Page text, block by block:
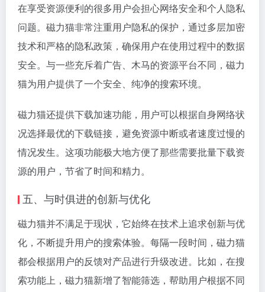
在享受资源便利的很多用户会担心网络安全和个人隐私
问题。磁力猫非常注重用户隐私的保护，通过多层加密
技术和严格的隐私政策，确保用户在使用过程中的数据
安全。与一些充斥着广告、木马的资源平台不同，磁力
猫为用户提供了一个安全、纯净的搜索环境。
磁力猫还提供下载加速功能，用户可以根据自身网络状
况选择最优的下载链接，避免资源中断或者速度过慢的
情况发生。这项功能极大地方便了那些需要批量下载资
源的用户，节省了时间和精力。
五、与时俱进的创新与优化
磁力猫并不满足于现状，它始终在技术上追求创新与优
化，不断提升用户的搜索体验。每隔一段时间，磁力猫
都会根据用户的反馈对产品进行升级改进。比如，在搜
索功能上，磁力猫新增了智能筛选，帮助用户根据不同